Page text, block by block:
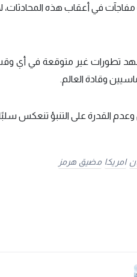
مفاجآت في أعقاب هذه
تطورات غير متوقعة في أي
وقادة العالم.
القدرة على التنبؤ تنعكس سلبًا
امريكا مضيق هرمز